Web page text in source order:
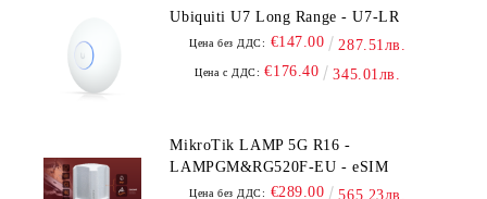
Ubiquiti U7 Long Range - U7-LR
Цена без ДДС: €147.00 287.51лв.
Цена с ДДС: €176.40 345.01лв.
MikroTik LAMP 5G R16 -
LAMPGM&RG520F-EU - eSIM
Цена без ДДС: €289.00 565.23лв.